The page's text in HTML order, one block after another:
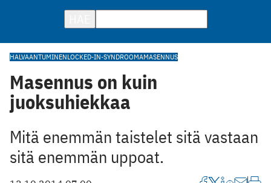
HALVAANTUMINENLOCKED-IN-SYNDROOMAMASENNUS
Masennus on kuin
juoksuhiekkaa
Mitä enemmän taistelet sitä vastaan
sitä enemmän uppoat.